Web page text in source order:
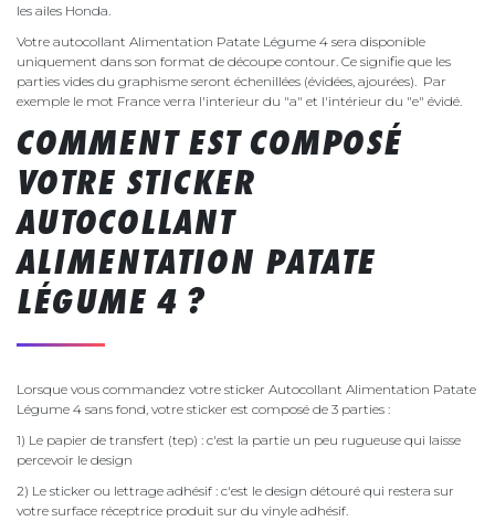
les ailes Honda.
Votre autocollant Alimentation Patate Légume 4 sera disponible
uniquement dans son format de découpe contour. Ce signifie que les
parties vides du graphisme seront échenillées (évidées, ajourées). Par
exemple le mot France verra l'interieur du "a" et l'intérieur du "e" évidé.
COMMENT EST COMPOSÉ
VOTRE STICKER
AUTOCOLLANT
ALIMENTATION PATATE
LÉGUME 4 ?
Lorsque vous commandez votre sticker Autocollant Alimentation Patate
Légume 4 sans fond, votre sticker est composé de 3 parties :
1) Le papier de transfert (tep) : c'est la partie un peu rugueuse qui laisse
percevoir le design
2) Le sticker ou lettrage adhésif : c'est le design détouré qui restera sur
votre surface réceptrice produit sur du vinyle adhésif.